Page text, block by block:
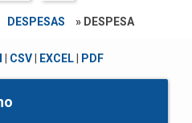
DESPESAS » DESPESA
CSV| EXCEL| PDF